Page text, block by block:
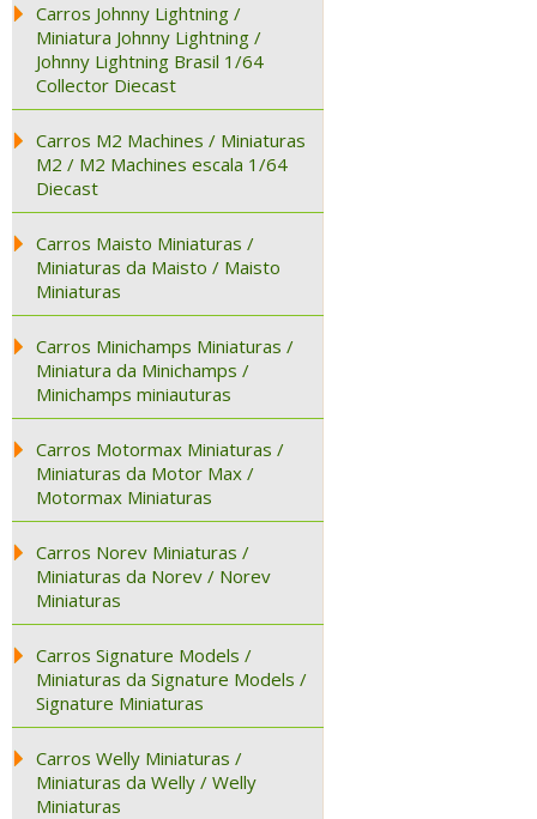
Carros Johnny Lightning /
Miniatura Johnny Lightning /
Johnny Lightning Brasil 1/64
Collector Diecast
Carros M2 Machines / Miniaturas
M2 / M2 Machines escala 1/64
Diecast
Carros Maisto Miniaturas /
Miniaturas da Maisto / Maisto
Miniaturas
Carros Minichamps Miniaturas /
Miniatura da Minichamps /
Minichamps miniauturas
Carros Motormax Miniaturas /
Miniaturas da Motor Max /
Motormax Miniaturas
Carros Norev Miniaturas /
Miniaturas da Norev / Norev
Miniaturas
Carros Signature Models /
Miniaturas da Signature Models /
Signature Miniaturas
Carros Welly Miniaturas /
Miniaturas da Welly / Welly
Miniaturas